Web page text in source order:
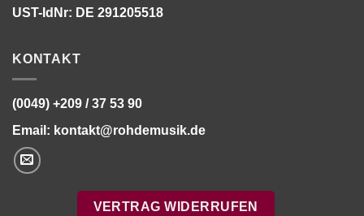
UST-IdNr: DE 291205518
KONTAKT
(0049) +209 / 37 53 90
Email: kontakt@rohdemusik.de
VERTRAG WIDERRUFEN